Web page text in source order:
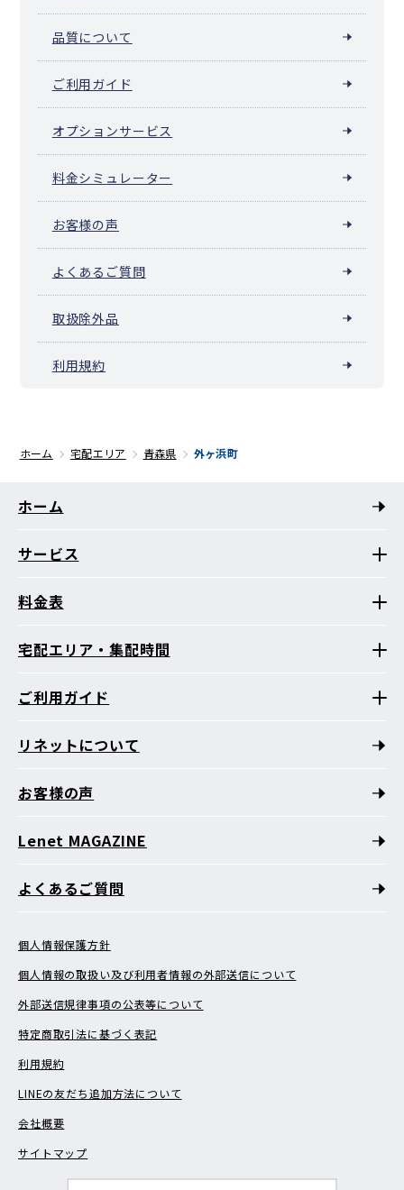
品質について
ご利用ガイド
オプションサービス
料金シミュレーター
お客様の声
よくあるご質問
取扱除外品
利用規約
ホーム 宅配エリア 青森県 外ヶ浜町
ホーム
サービス
料金表
宅配エリア・集配時間
ご利用ガイド
リネットについて
お客様の声
Lenet MAGAZINE
よくあるご質問
個人情報保護方針
個人情報の取扱い及び利用者情報の外部送信について
外部送信規律事項の公表等について
特定商取引法に基づく表記
利用規約
LINEの友だち追加方法について
会社概要
サイトマップ